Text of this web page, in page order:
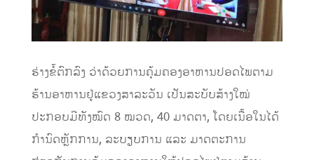
ຮ່າງຂໍ້ຕົກລົງ ວ່າດ້ວຍການຄຸ້ມຄອງອາຫານປອດໄພຕາມ
ຮ້ານອາຫານຢູ່ແຂວງສາລະວັນ ເປັນສະບັບສ້າງໃໝ່
ປະກອບມີທັງໝົດ 8 ໝວດ, 40 ມາດຕາ, ໂດຍເນື້ອໃນໄດ້
ກໍານົດຫຼັກການ, ລະບຽບການ ແລະ ມາດຕະການ